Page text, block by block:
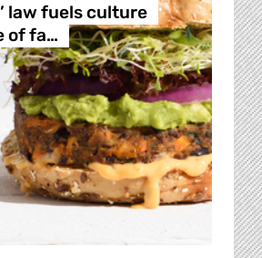
law fuels culture
of fa…